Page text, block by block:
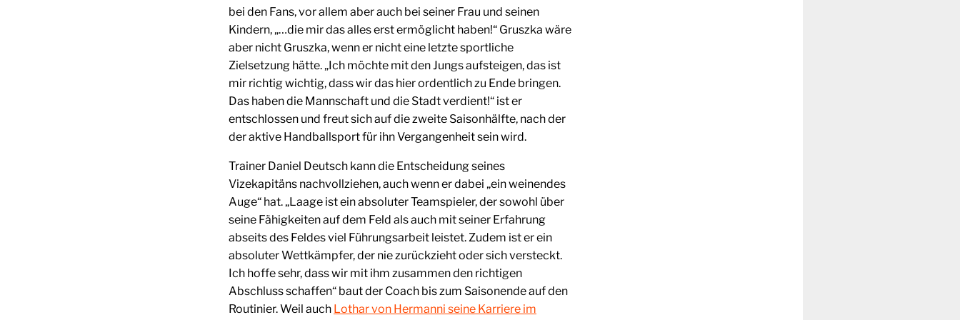
bei den Fans, vor allem aber auch bei seiner Frau und seinen
Kindern, „…die mir das alles erst ermöglicht haben!“ Gruszka wäre
aber nicht Gruszka, wenn er nicht eine letzte sportliche
Zielsetzung hätte. „Ich möchte mit den Jungs aufsteigen, das ist
mir richtig wichtig, dass wir das hier ordentlich zu Ende bringen.
Das haben die Mannschaft und die Stadt verdient!“ ist er
entschlossen und freut sich auf die zweite Saisonhälfte, nach der
der aktive Handballsport für ihn Vergangenheit sein wird.
Trainer Daniel Deutsch kann die Entscheidung seines
Vizekapitäns nachvollziehen, auch wenn er dabei „ein weinendes
Auge“ hat. „Laage ist ein absoluter Teamspieler, der sowohl über
seine Fähigkeiten auf dem Feld als auch mit seiner Erfahrung
abseits des Feldes viel Führungsarbeit leistet. Zudem ist er ein
absoluter Wettkämpfer, der nie zurückzieht oder sich versteckt.
Ich hoffe sehr, dass wir mit ihm zusammen den richtigen
Abschluss schaffen“ baut der Coach bis zum Saisonende auf den
Routinier. Weil auch Lothar von Hermanni seine Karriere im